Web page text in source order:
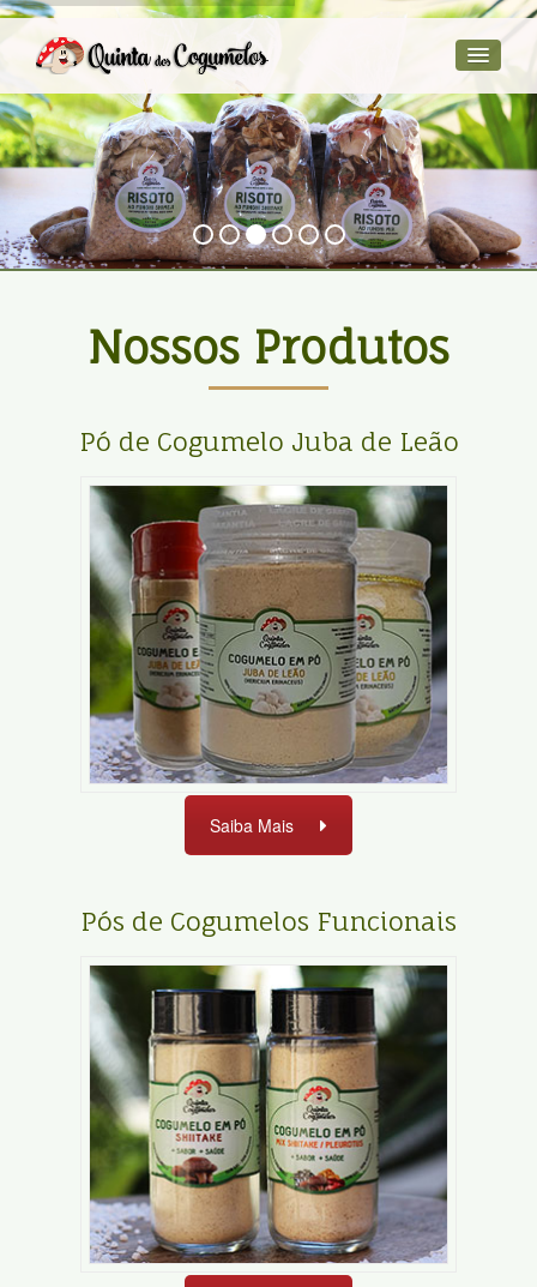
Nossos Produtos
Pó de Cogumelo Juba de Leão
Saiba Mais
Pós de Cogumelos Funcionais